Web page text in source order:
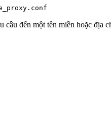
cầu đến một tên miền hoặc